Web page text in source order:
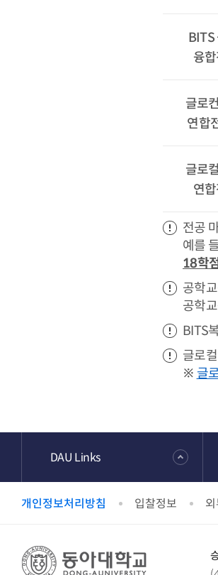
BITS
융
글로
연합
글로
연
전공
예를
18학
공학
공학
BITS
글로
※ 글
개인정보처리방침 입찰정보
DAU Links